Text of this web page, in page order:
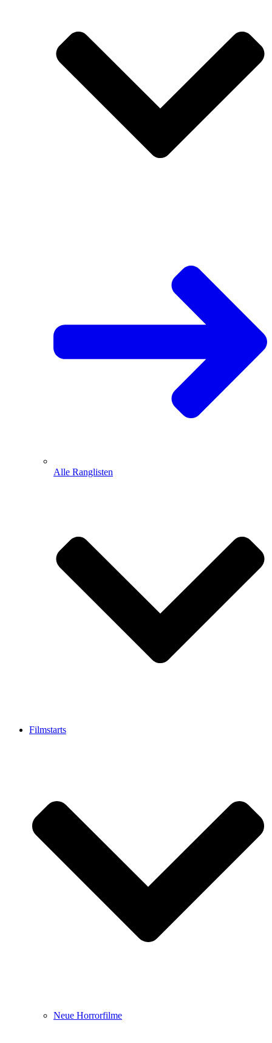
Alle Ranglisten
Filmstarts
Neue Horrorfilme